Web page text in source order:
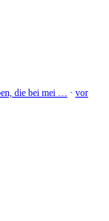
die bei mei … · vor